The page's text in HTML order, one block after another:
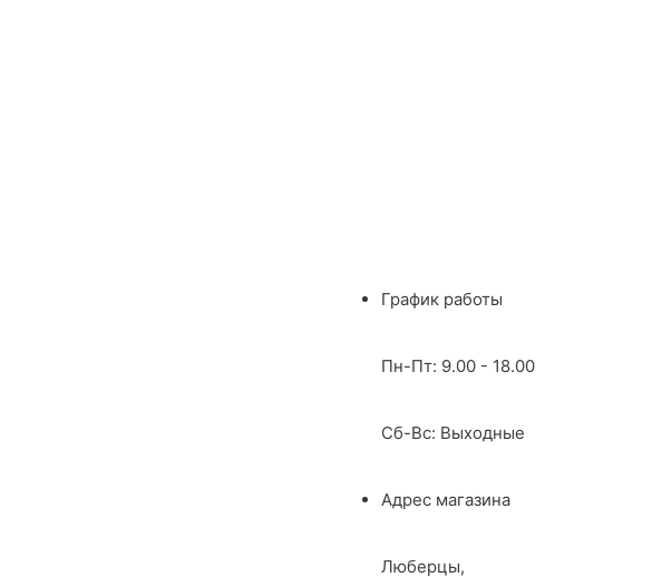
График работы
Пн-Пт: 9.00 - 18.00
Сб-Вс: Выходные
Адрес магазина
Люберцы,